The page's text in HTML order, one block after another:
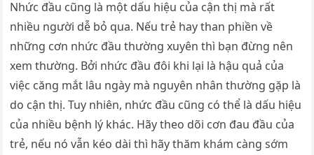
Nhức đầu cũng là một dấu hiệu của cận thị mà rất
nhiều người dễ bỏ qua. Nếu trẻ hay than phiền về
những cơn nhức đầu thường xuyên thì bạn đừng nên
xem thường. Bởi nhức đầu đôi khi lại là hậu quả của
việc căng mắt lâu ngày mà nguyên nhân thường gặp là
do cận thị. Tuy nhiên, nhức đầu cũng có thể là dấu hiệu
của nhiều bệnh lý khác. Hãy theo dõi cơn đau đầu của
trẻ, nếu nó vẫn kéo dài thì hãy thăm khám càng sớm